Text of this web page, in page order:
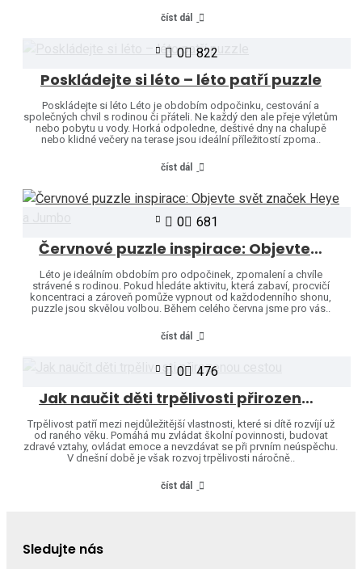
číst dál
0 822
Poskládejte si léto – léto patří puzzle
Poskládejte si léto Léto je obdobím odpočinku, cestování a
společných chvil s rodinou či přáteli. Ne každý den ale přeje výletům
nebo pobytu u vody. Horká odpoledne, deštivé dny na chalupě
nebo klidné večery na terase jsou ideální příležitostí zpoma..
číst dál
0 681
Červnové puzzle inspirace: Objevte svět značek Heye a Jumbo
Léto je ideálním obdobím pro odpočinek, zpomalení a chvíle
strávené s rodinou. Pokud hledáte aktivitu, která zabaví, procvičí
koncentraci a zároveň pomůže vypnout od každodenního shonu,
puzzle jsou skvělou volbou. Během celého června jsme pro vás..
číst dál
0 476
Jak naučit děti trpělivosti přirozenou cestou
Trpělivost patří mezi nejdůležitější vlastnosti, které si dítě rozvíjí už
od raného věku. Pomáhá mu zvládat školní povinnosti, budovat
zdravé vztahy, ovládat emoce a nevzdávat se při prvním neúspěchu.
V dnešní době je však rozvoj trpělivosti náročně..
číst dál
Sledujte nás